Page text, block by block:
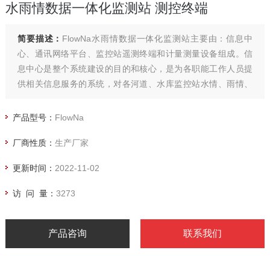
水雨情数据一体化监测站 测控终端
简要描述： FlowNa水雨情数据一体化监测站主要由：信息中
心、通讯网络平台、监控站遥测终端和计量测量设备组成。信
息中心是整个系统建设的目的和核心，是为各职能工作人员提
供相关信息服务的系统，对各河道、水库监控站水情、雨情、
内容进行分析、存储、预警管理，以及对系统各级别管理人
产品型号： FlowNa
厂商性质： 生产厂家
更新时间： 2022-11-02
访 问 量： 3273
产品咨询 联系我们